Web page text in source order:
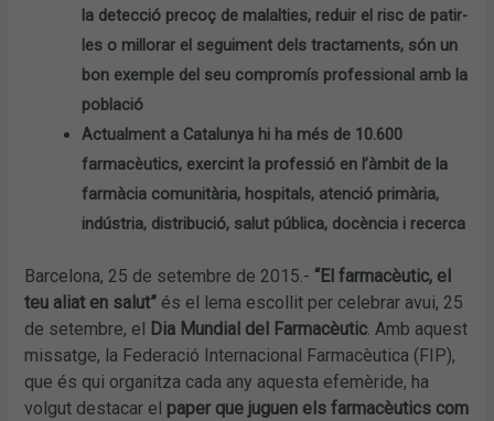
la detecció precoç de malalties, reduir el risc de patir-
les o millorar el seguiment dels tractaments, són un
bon exemple del seu compromís professional amb la
població
Actualment a Catalunya hi ha més de 10.600
farmacèutics, exercint la professió en l’àmbit de la
farmàcia comunitària, hospitals, atenció primària,
indústria, distribució, salut pública, docència i recerca
Barcelona, 25 de setembre de 2015.- “El farmacèutic, el
teu aliat en salut” és el lema escollit per celebrar avui, 25
de setembre, el Dia Mundial del Farmacèutic . Amb aquest
missatge, la Federació Internacional Farmacèutica (FIP),
que és qui organitza cada any aquesta efemèride, ha
volgut destacar el paper que juguen els farmacèutics com